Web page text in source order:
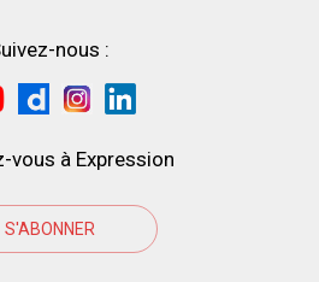
nous :
vous à Expression
S'ABONNER